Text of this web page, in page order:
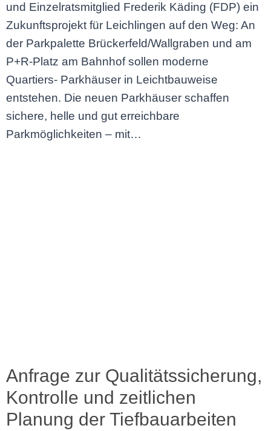
und Einzelratsmitglied Frederik Käding (FDP) ein
Zukunftsprojekt für Leichlingen auf den Weg: An
der Parkpalette Brückerfeld/Wallgraben und am
P+R-Platz am Bahnhof sollen moderne
Quartiers- Parkhäuser in Leichtbauweise
entstehen. Die neuen Parkhäuser schaffen
sichere, helle und gut erreichbare
Parkmöglichkeiten – mit…
Anfrage zur Qualitätssicherung,
Kontrolle und zeitlichen
Planung der Tiefbauarbeiten